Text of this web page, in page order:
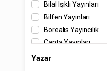
Bilal Işıklı Yayınları
Bilfen Yayınları
Borealıs Yayıncılık
Çanta Yayınları
Yazar